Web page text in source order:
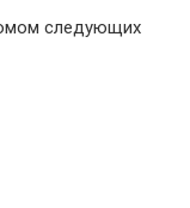
следующих